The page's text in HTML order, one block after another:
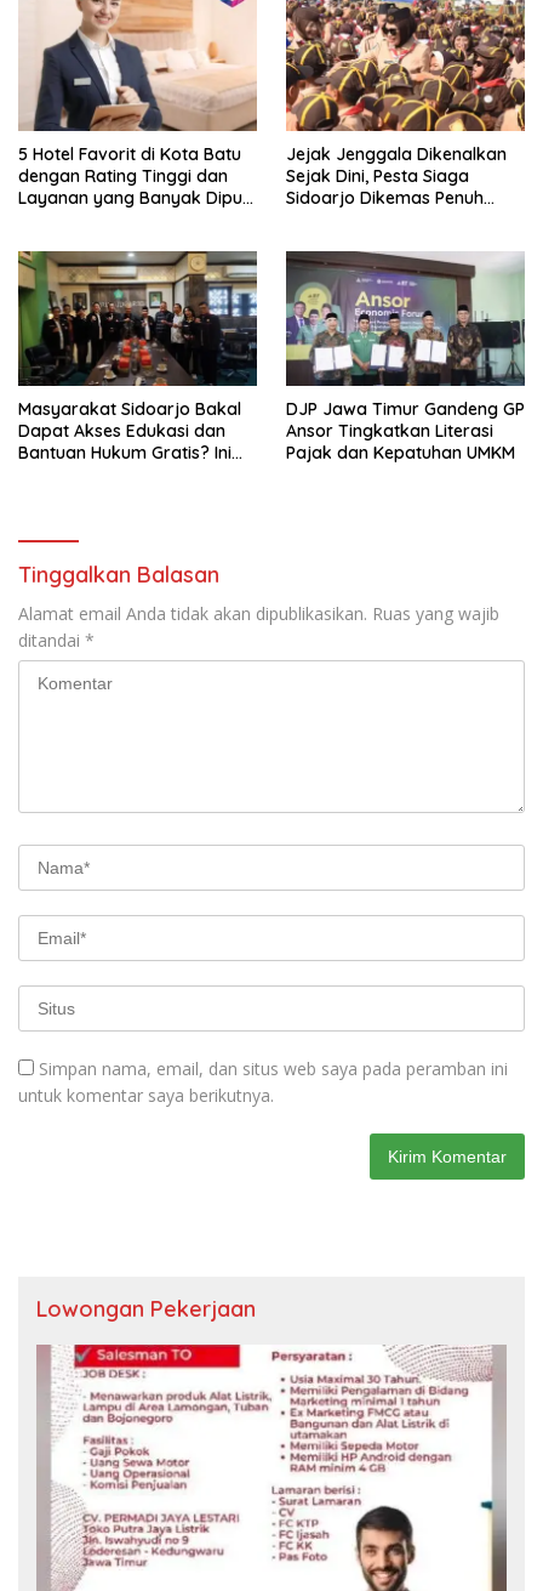
5 Hotel Favorit di Kota Batu
dengan Rating Tinggi dan
Layanan yang Banyak Dipuji
Jejak Jenggala Dikenalkan
Sejak Dini, Pesta Siaga
Sidoarjo Dikemas Penuh
Masyarakat Sidoarjo Bakal
Dapat Akses Edukasi dan
Bantuan Hukum Gratis? Ini
DJP Jawa Timur Gandeng GP
Ansor Tingkatkan Literasi
Pajak dan Kepatuhan UMKM
Tinggalkan Balasan
Alamat email Anda tidak akan dipublikasikan. Ruas yang wajib
ditandai *
Simpan nama, email, dan situs web saya pada peramban ini
untuk komentar saya berikutnya.
Lowongan Pekerjaan